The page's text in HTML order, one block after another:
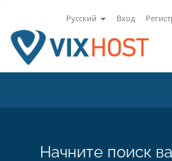
Русский Вход
Начните поиск